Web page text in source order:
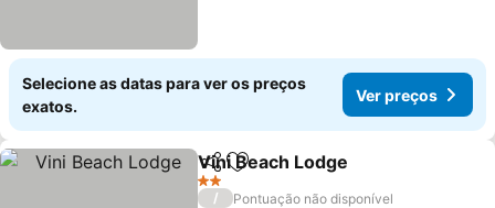
Selecione as datas para ver os preços
exatos.
Ver preços
PartilharAdicionar aos favoritos
Vini Beach Lodge
2 Estrelas
/
Pontuação não disponível